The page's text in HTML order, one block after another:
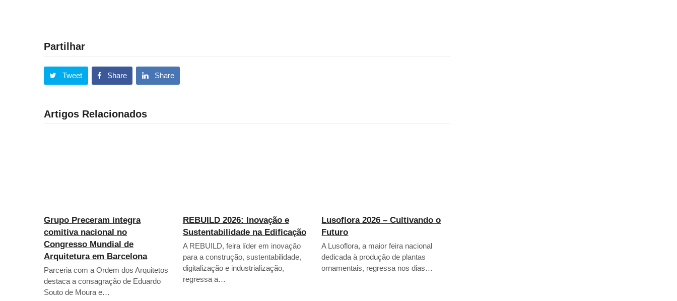
Partilhar
Tweet Share Share
Artigos Relacionados
Grupo Preceram integra
comitiva nacional no
Congresso Mundial de
Arquitetura em Barcelona
Parceria com a Ordem dos Arquitetos
destaca a consagração de Eduardo
Souto de Moura e…
REBUILD 2026: Inovação e
Sustentabilidade na Edificação
A REBUILD, feira líder em inovação
para a construção, sustentabilidade,
digitalização e industrialização,
regressa a…
Lusoflora 2026 – Cultivando o
Futuro
A Lusoflora, a maior feira nacional
dedicada à produção de plantas
ornamentais, regressa nos dias…